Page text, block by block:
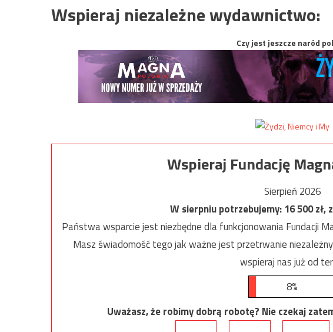
Wspieraj niezależne wydawnictwo:
Czy jest jeszcze naród
Wspieraj Fundację
Sierpień 2026
W sierpniu potrzebujemy:16 500zł,
Państwa wsparcie jest niezbędne dla funkcjonowania Fundacji
Masz świadomość tego jak ważne jest przetrwanie
wspieraj nas już od
8%
Uważasz, że robimy dobrą robotę? Nie czekaj